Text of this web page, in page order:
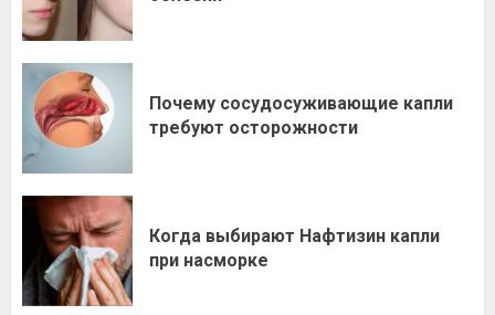
Почему сосудосуживающие капли
требуют осторожности
Когда выбирают Нафтизин капли
при насморке